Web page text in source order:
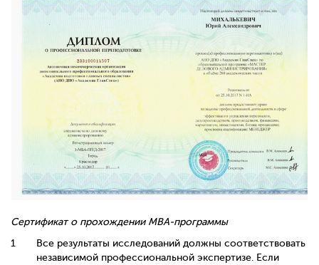
Сертификат о прохождении MBA-программы
Все результаты исследований должны соответствовать
независимой профессиональной экспертизе. Если